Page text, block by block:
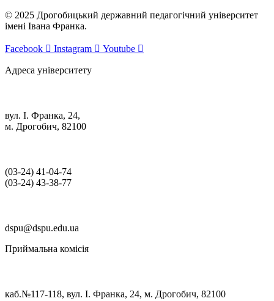
© 2025 Дрогобицький державний педагогічний університет
імені Івана Франка.
Facebook Instagram Youtube
Адреса університету
вул. І. Франка, 24,
м. Дрогобич, 82100
(03‑24) 41‑04‑74
(03‑24) 43‑38‑77
dspu@dspu.edu.ua
Приймальна комісія
каб.№117-118, вул. І. Франка, 24, м. Дрогобич, 82100